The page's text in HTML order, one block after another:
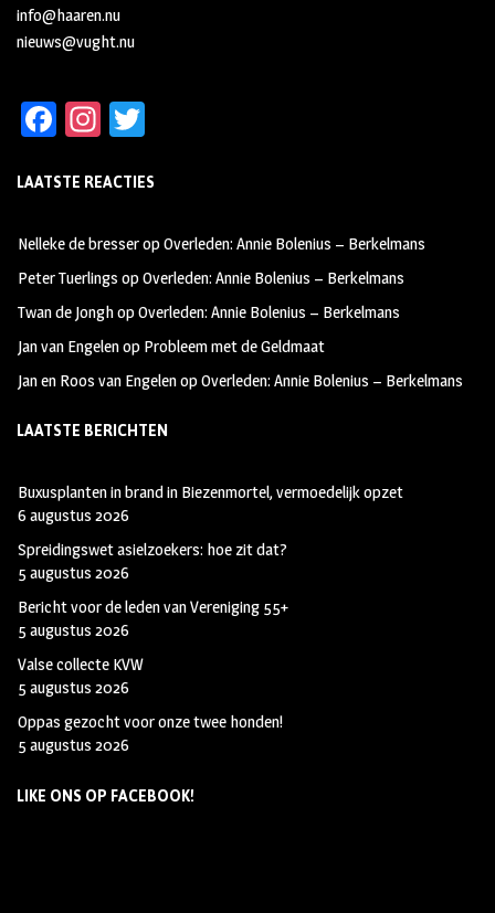
info@haaren.nu
nieuws@vught.nu
Fa
b
oo
k
In
ag
m
tt
LAATSTE REACTIES
Nelleke de bresseropOverleden: Annie Bolenius – Berkelmans
Peter Tuerlings opOverleden: Annie Bolenius – Berkelmans
Twan de JonghopOverleden: Annie Bolenius – Berkelmans
Jan van Engelenop Probleem met de Geldmaat
Jan en Roos van EngelenopOverleden: Annie Bolenius – Berkelmans
LAATSTE BERICHTEN
Buxusplanten in brand in Biezenmortel, vermoedelijk opzet
6 augustus 2026
Spreidingswet asielzoekers: hoe zit dat?
5 augustus 2026
Bericht voor de leden van Vereniging 55+
5 augustus 2026
Valse collecte KVW
5 augustus 2026
Oppas gezocht voor onze twee honden!
5 augustus 2026
LIKE ONS OP FACEBOOK!